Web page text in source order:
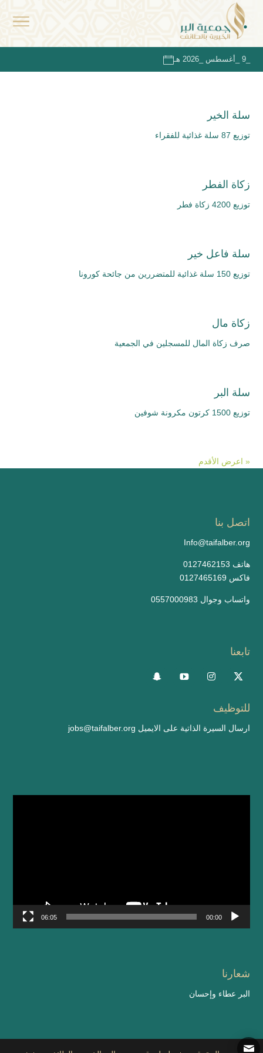
سلة الخير
توزيع 87 سلة غذائية للفقراء
زكاة الفطر
توزيع 4200 زكاة فطر
سلة فاعل خير
توزيع 150 سلة غذائية للمتضررين من جائحة كورونا
زكاة مال
صرف زكاة المال للمسجلين في الجمعية
سلة البر
توزيع 1500 كرتون مكرونة شوفين
« اعرض الأقدم
اتصل بنا
Info@taifalber.org
0127462153 هاتف
0127465169 فاكس
واتساب وجوال 0557000983
تابعنا
للتوظيف
ارسال السيرة الذاتية على الايميل jobs@taifalber.org
00:00
06:05
شعارنا
البر عطاء وإحسان